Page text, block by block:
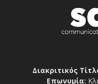
Διακριτικός
Επωνυμία: